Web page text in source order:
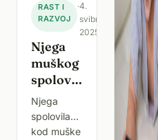
RAST I
RAZVOJ
·4.
svibnja
2025.
Njega
muškog
spolovila
kod
dječaka
Njega
spolovila
kod muške